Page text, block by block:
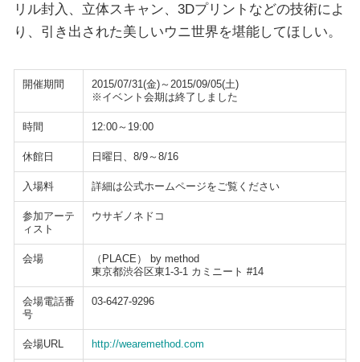
リル封入、立体スキャン、3Dプリントなどの技術によ
り、引き出された美しいウニ世界を堪能してほしい。
開催期間
2015/07/31(金)～2015/09/05(土)
※イベント会期は終了しました
時間 12:00～19:00
休館日 日曜日、8/9～8/16
入場料 詳細は公式ホームページをご覧ください
参加アーテ
ィスト
ウサギノネドコ
会場
（PLACE） by method
東京都渋谷区東1-3-1 カミニート #14
会場電話番
号
03-6427-9296
会場URL http://wearemethod.com